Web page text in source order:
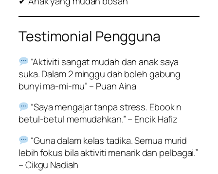
Testimonial Pengguna
“Aktiviti sangat mudah dan anak saya
suka. Dalam 2 minggu dah boleh gabung
bunyi ma-mi-mu” – Puan Aina
“Saya mengajar tanpa stress. Ebook n
betul-betul memudahkan.” – Encik Hafiz
“Guna dalam kelas tadika. Semua murid
lebih fokus bila aktiviti menarik dan pelbagai.”
– Cikgu Nadiah